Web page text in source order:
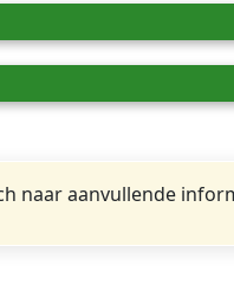
naar aanvullende